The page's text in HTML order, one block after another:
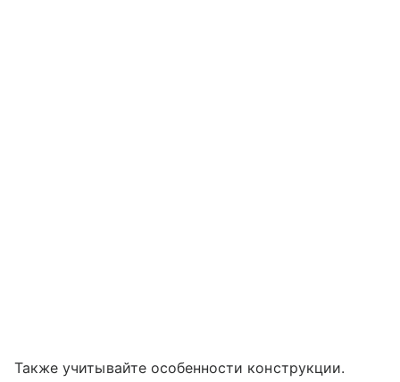
Также учитывайте особенности конструкции.